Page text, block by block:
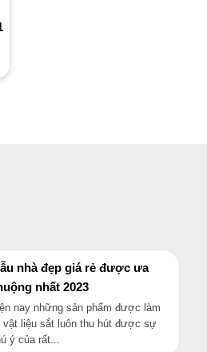
nhà đẹp giá rẻ được ưa
nhất 2023
nay những sản phẩm được làm
vật liệu sắt luôn thu hút được sự
ý của rất...